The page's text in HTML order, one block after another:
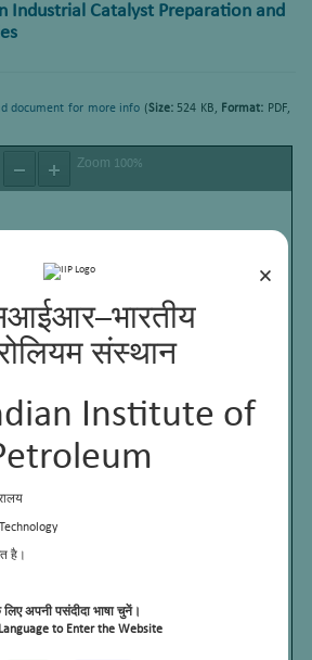
×
संस्थान
Institute of
है।
अपनी पसंदीदा भाषा चुनें।
to Enter the Website
Industrial Catalyst Preparation and
document for more info (Size:524 KB, Format: PDF,
Zoom 100%